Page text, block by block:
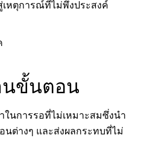
หตุการณ์ที่ไม่พึงประสงค์
นขั้นตอน
าในการรอที่ไม่เหมาะสมซึ่งนำ
ต่างๆ และส่งผลกระทบที่ไม่